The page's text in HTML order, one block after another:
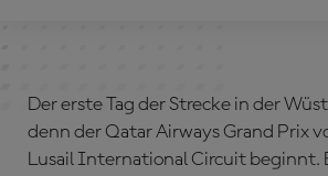
Der erste Tag der Strecke in der
denn der Qatar Airways Grand Prix
Lusail International Circuit beginnt.